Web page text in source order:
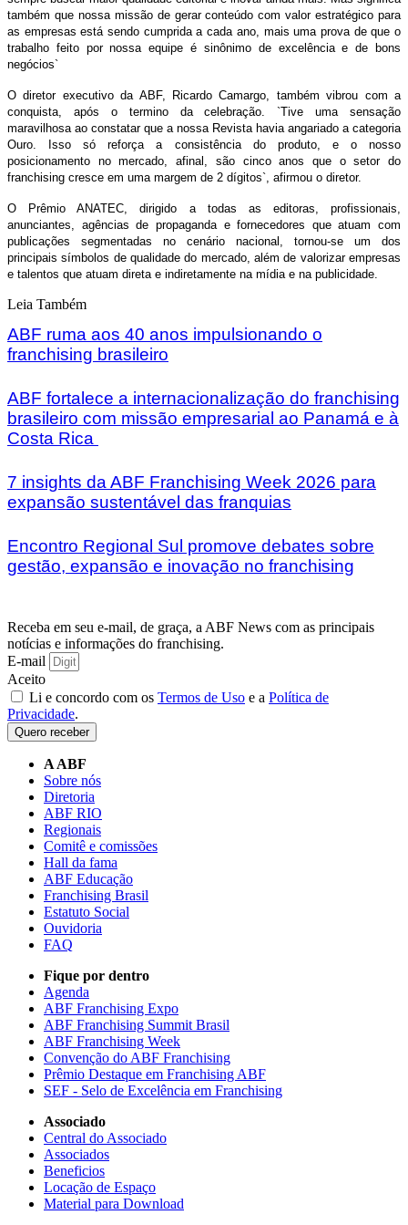
também que nossa missão de gerar conteúdo com valor estratégico para
as empresas está sendo cumprida a cada ano, mais uma prova de que o
trabalho feito por nossa equipe é sinônimo de excelência e de bons
negócios`
O diretor executivo da ABF, Ricardo Camargo, também vibrou com a
conquista, após o termino da celebração. `Tive uma sensação
maravilhosa ao constatar que a nossa Revista havia angariado a categoria
Ouro. Isso só reforça a consistência do produto, e o nosso
posicionamento no mercado, afinal, são cinco anos que o setor do
franchising cresce em uma margem de 2 dígitos`, afirmou o diretor.
O Prêmio ANATEC, dirigido a todas as editoras, profissionais,
anunciantes, agências de propaganda e fornecedores que atuam com
publicações segmentadas no cenário nacional, tornou-se um dos
principais símbolos de qualidade do mercado, além de valorizar empresas
e talentos que atuam direta e indiretamente na mídia e na publicidade.
Leia Também
ABF ruma aos 40 anos impulsionando o
franchising brasileiro
ABF fortalece a internacionalização do franchising
brasileiro com missão empresarial ao Panamá e à
Costa Rica
7 insights da ABF Franchising Week 2026 para
expansão sustentável das franquias
Encontro Regional Sul promove debates sobre
gestão, expansão e inovação no franchising
Receba em seu e-mail, de graça, a ABF News com as principais
notícias e informações do franchising.
E-mail
Aceito
Li e concordo com os Termos de Uso e a Política de
Privacidade.
Quero receber
A ABF
Sobre nós
Diretoria
ABF RIO
Regionais
Comitê e comissões
Hall da fama
ABF Educação
Franchising Brasil
Estatuto Social
Ouvidoria
FAQ
Fique por dentro
Agenda
ABF Franchising Expo
ABF Franchising Summit Brasil
ABF Franchising Week
Convenção do ABF Franchising
Prêmio Destaque em Franchising ABF
SEF - Selo de Excelência em Franchising
Associado
Central do Associado
Associados
Beneficios
Locação de Espaço
Material para Download